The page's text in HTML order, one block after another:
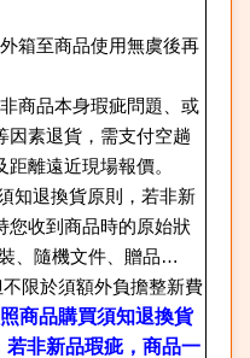
箱至商品使用無虞後再
商品本身瑕疵問題、或
因素退貨，需支付空趟
離遠近現場報價。
知退換貨原則，若非新
您收到商品時的原始狀
、隨機文件、贈品…
限於須額外負擔整新費
商品購買須知退換貨
若非新品瑕疵，商品一